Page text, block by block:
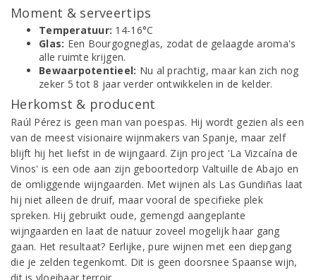
Moment & serveertips
Temperatuur: 14-16°C
Glas: Een Bourgogneglas, zodat de gelaagde aroma's
alle ruimte krijgen.
Bewaarpotentieel: Nu al prachtig, maar kan zich nog
zeker 5 tot 8 jaar verder ontwikkelen in de kelder.
Herkomst & producent
Raúl Pérez is geen man van poespas. Hij wordt gezien als een
van de meest visionaire wijnmakers van Spanje, maar zelf
blijft hij het liefst in de wijngaard. Zijn project 'La Vizcaína de
Vinos' is een ode aan zijn geboortedorp Valtuille de Abajo en
de omliggende wijngaarden. Met wijnen als Las Gundiñas laat
hij niet alleen de druif, maar vooral de specifieke plek
spreken. Hij gebruikt oude, gemengd aangeplante
wijngaarden en laat de natuur zoveel mogelijk haar gang
gaan. Het resultaat? Eerlijke, pure wijnen met een diepgang
die je zelden tegenkomt. Dit is geen doorsnee Spaanse wijn,